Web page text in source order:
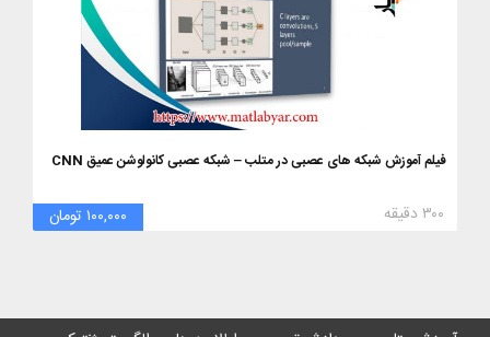
فیلم آموزش شبکه های عصبی در متلب – شبکه عصبی کانولوشن عمیق CNN
۱۰۰,۰۰۰ تومان ۳۰۰ دقیقه